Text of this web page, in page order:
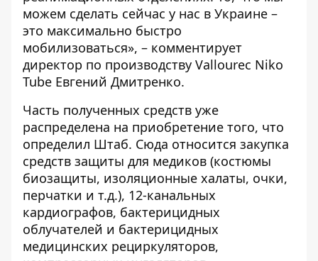
можем сделать сейчас у нас в Украине –
это максимально быстро
мобилизоваться», – комментирует
директор по производству Vallourec Niko
Tube Евгений Дмитренко.
Часть полученных средств уже
распределена на приобретение того, что
определил Штаб. Сюда относится закупка
средств защиты для медиков (костюмы
биозащиты, изоляционные халаты, очки,
перчатки и т.д.), 12-канальных
кардиографов, бактерицидных
облучателей и бактерицидных
медицинских рециркуляторов,